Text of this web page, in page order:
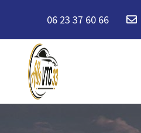
06 23 37 60 66